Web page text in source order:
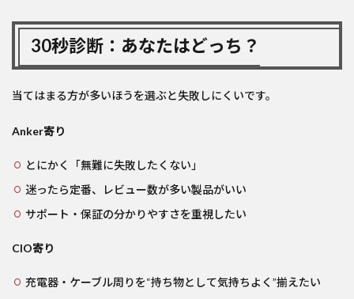
30秒診断：あなたはどっち？
当てはまる方が多いほうを選ぶと失敗しにくいです。
Anker寄り
とにかく「無難に失敗したくない」
迷ったら定番、レビュー数が多い製品がいい
サポート・保証の分かりやすさを重視したい
CIO寄り
充電器・ケーブル周りを“持ち物として気持ちよく”揃えたい